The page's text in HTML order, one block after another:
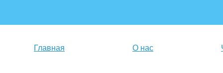
Главная О нас